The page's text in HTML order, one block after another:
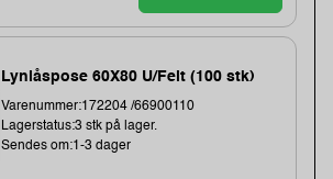
Lynlåspose 60X80 U/Felt (100 stk)
Varenummer:172204 /66900110
Lagerstatus:3 stk på lager.
Sendes om:1-3 dager